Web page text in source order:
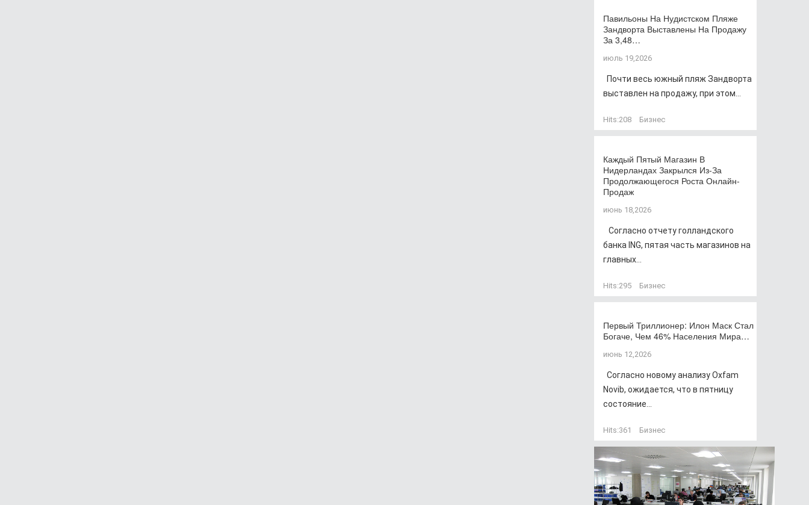
Павильоны На Нудистском Пляже
Зандворта Выставлены На Продажу
За 3,48…
июль 19,2026
Почти весь южный пляж Зандворта
выставлен на продажу, при этом...
Hits:208 Бизнес
Каждый Пятый Магазин В
Нидерландах Закрылся Из-За
Продолжающегося Роста Онлайн-
Продаж
июнь 18,2026
Согласно отчету голландского
банка ING, пятая часть магазинов на
главных...
Hits:295 Бизнес
Первый Триллионер: Илон Маск Стал
Богаче, Чем 46% Населения Мира…
июнь 12,2026
Согласно новому анализу Oxfam
Novib, ожидается, что в пятницу
состояние...
Hits:361 Бизнес